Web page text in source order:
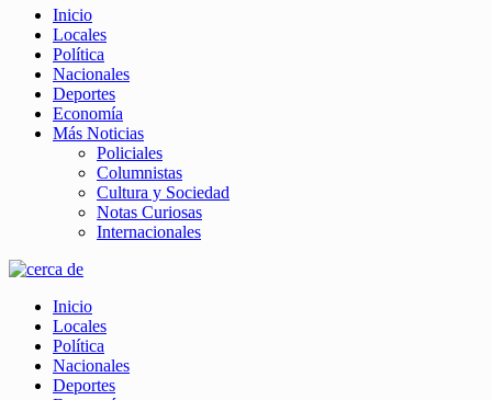
Inicio
Locales
Política
Nacionales
Deportes
Economía
Más Noticias
Policiales
Columnistas
Cultura y Sociedad
Notas Curiosas
Internacionales
Inicio
Locales
Política
Nacionales
Deportes